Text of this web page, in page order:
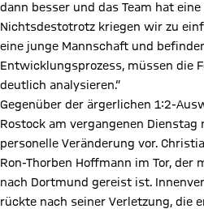
dann besser und das Team hat
Nichtsdestotrotz kriegen wir zu
eine junge Mannschaft und
Entwicklungsprozess, müssen die
deutlich analysieren.“
Gegenüber der ärgerlichen 1:2-
Rostock am vergangenen Dienstag
personelle Veränderung vor.
Ron-Thorben Hoffmann im Tor, der
nach Dortmund gereist ist.
rückte nach seiner Verletzung, die